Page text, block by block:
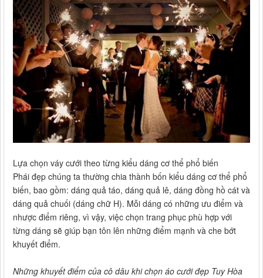
Lựa chọn váy cưới theo từng kiểu dáng cơ thể phổ biến
Phái đẹp chúng ta thường chia thành bốn kiểu dáng cơ thể phổ
biến, bao gồm: dáng quả táo, dáng quả lê, dáng đồng hồ cát và
dáng quả chuối (dáng chữ H). Mỗi dáng có những ưu điểm và
nhược điểm riêng, vì vậy, việc chọn trang phục phù hợp với
từng dáng sẽ giúp bạn tôn lên những điểm mạnh và che bớt
khuyết điểm.
Những khuyết điểm của cô dâu khi chọn áo cưới đẹp Tuy Hòa